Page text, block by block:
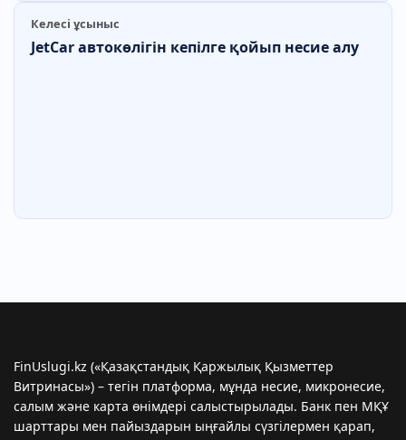
Келесі ұсыныс
JetCar автокөлігін кепілге қойып несие алу
FinUslugi.kz («Қазақстандық Қаржылық Қызметтер
Витринасы») – тегін платформа, мұнда несие, микронесиe,
салым және карта өнімдері салыстырылады. Банк пен МҚҰ
шарттары мен пайыздарын ыңғайлы сүзгілермен қарап,